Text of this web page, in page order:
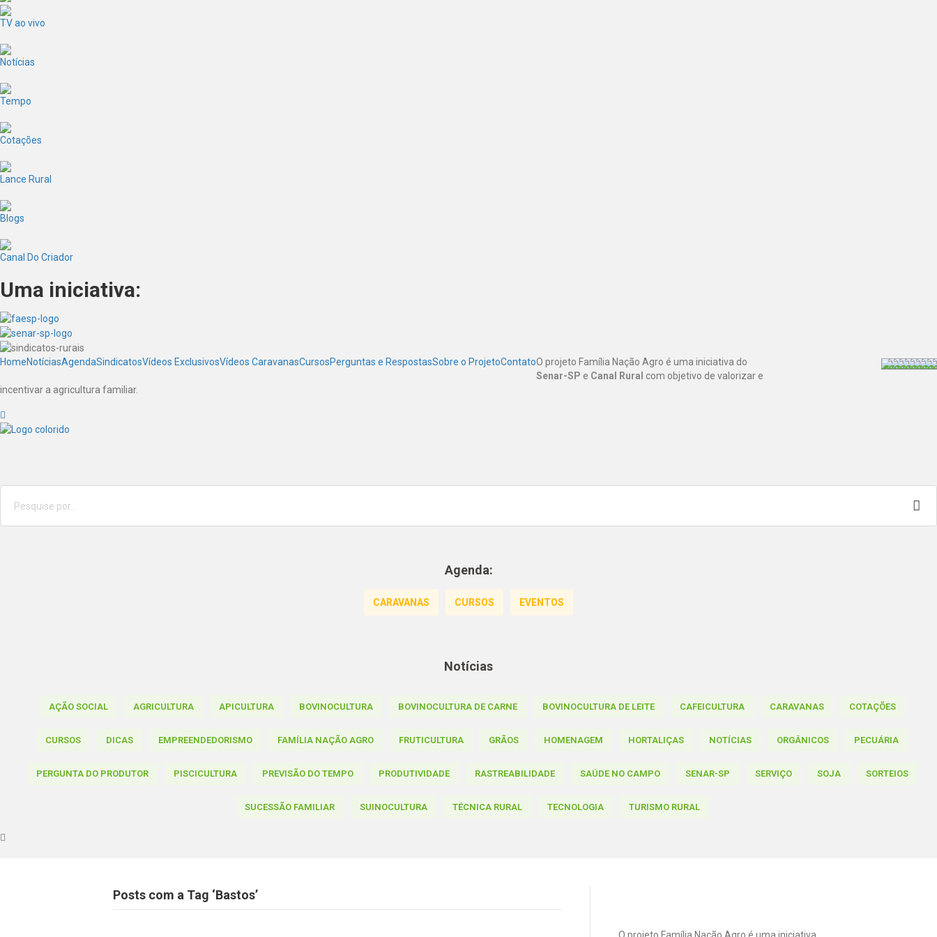
TV ao vivo
Notícias
Tempo
Cotações
Lance Rural
Blogs
Canal Do Criador
Uma iniciativa:
HomeNotíciasAgendaSindicatosVídeos ExclusivosVídeos CaravanasCursosPerguntas e RespostasSobre o ProjetoContatoO projeto Família Nação Agro é uma iniciativa do
Senar-SP e Canal Rural com objetivo de valorizar e
incentivar a agricultura familiar.
Agenda:
CARAVANAS CURSOS EVENTOS
Notícias
AÇÃO SOCIAL AGRICULTURA APICULTURA BOVINOCULTURA BOVINOCULTURA DE CARNE BOVINOCULTURA DE LEITE CAFEICULTURA CARAVANAS COTAÇÕES
CURSOS DICAS EMPREENDEDORISMO FAMÍLIA NAÇÃO AGRO FRUTICULTURA GRÃOS HOMENAGEM HORTALIÇAS NOTÍCIAS ORGÂNICOS PECUÁRIA
PERGUNTA DO PRODUTOR PISCICULTURA PREVISÃO DO TEMPO PRODUTIVIDADE RASTREABILIDADE SAÚDE NO CAMPO SENAR-SP SERVIÇO SOJA SORTEIOS
SUCESSÃO FAMILIAR SUINOCULTURA TÉCNICA RURAL TECNOLOGIA TURISMO RURAL
Posts com a Tag ‘Bastos’